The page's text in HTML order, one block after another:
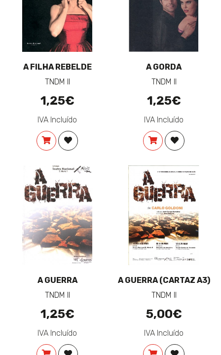
A FILHA REBELDE
TNDM II
1,25€
IVA Incluído
COMPRARADICIONAR À LISTA DE DESEJOS
A GORDA
TNDM II
1,25€
IVA Incluído
COMPRARADICIONAR
A GUERRA
TNDM II
1,25€
IVA Incluído
A GUERRA (CARTAZ A3)
TNDM II
5,00€
IVA Incluído